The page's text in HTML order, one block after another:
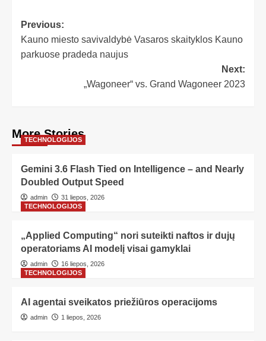
Previous:
Kauno miesto savivaldybė Vasaros skaityklos Kauno
parkuose pradeda naujus
Next:
„Wagoneer“ vs. Grand Wagoneer 2023
More Stories
TECHNOLOGIJOS
Gemini 3.6 Flash Tied on Intelligence – and Nearly
Doubled Output Speed
admin
31 liepos, 2026
TECHNOLOGIJOS
„Applied Computing“ nori suteikti naftos ir dujų
operatoriams AI modelį visai gamyklai
admin
16 liepos, 2026
TECHNOLOGIJOS
AI agentai sveikatos priežiūros operacijoms
admin 1 liepos, 2026